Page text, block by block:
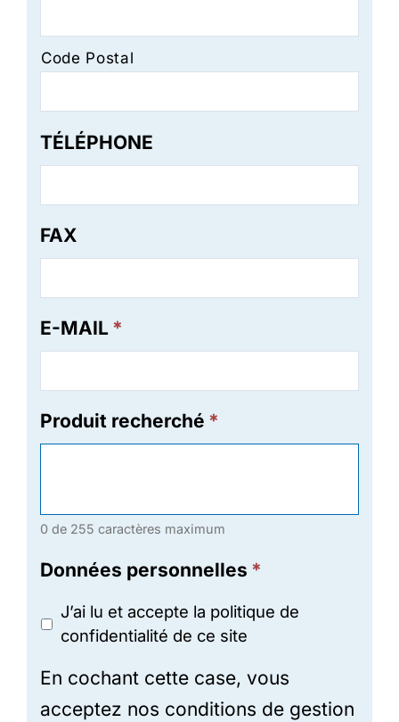
Code Postal
TÉLÉPHONE
FAX
E-MAIL *
Produit recherché *
0 de 255 caractères maximum
Données personnelles *
J’ai lu et accepte la politique de
confidentialité de ce site
En cochant cette case, vous
acceptez nos conditions de gestion